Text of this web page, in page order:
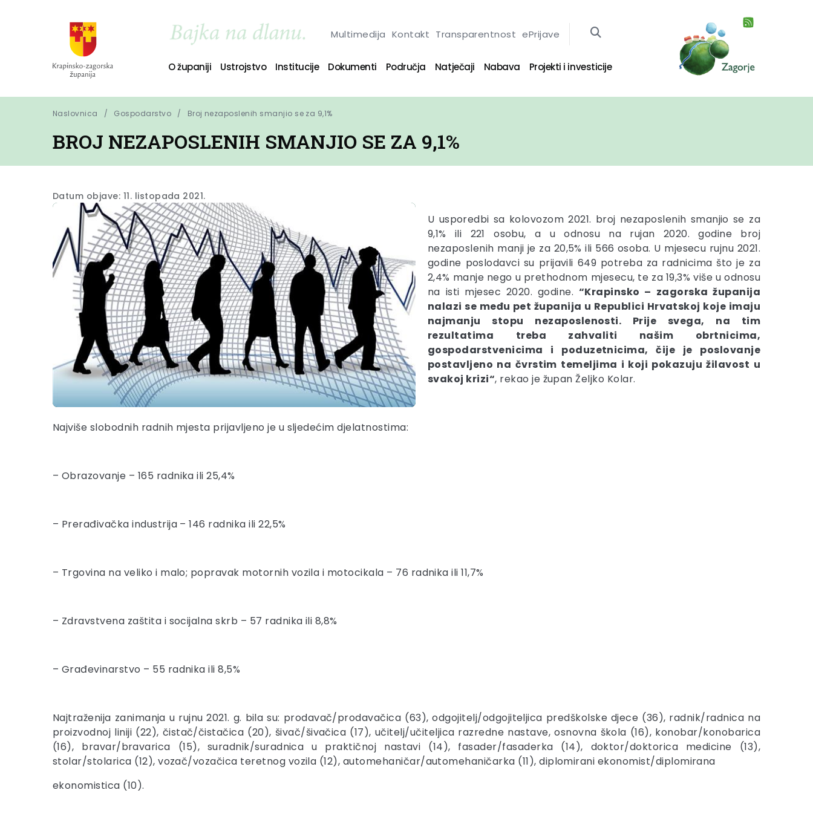
Multimedija Kontakt Transparentnost ePrijave
O županiji Ustrojstvo Institucije Dokumenti Područja Natječaji Nabava Projekti i investicije
Naslovnica Gospodarstvo Broj nezaposlenih smanjio se za 9,1%
BROJ NEZAPOSLENIH SMANJIO SE ZA 9,1%
Datum objave: 11. listopada 2021.
U usporedbi sa kolovozom 2021. broj nezaposlenih smanjio se za
9,1% ili 221 osobu, a u odnosu na rujan 2020. godine broj
nezaposlenih manji je za 20,5% ili 566 osoba. U mjesecu rujnu 2021.
godine poslodavci su prijavili 649 potreba za radnicima što je za
2,4% manje nego u prethodnom mjesecu, te za 19,3% više u odnosu
na isti mjesec 2020. godine. “Krapinsko – zagorska županija
nalazi se među pet županija u Republici Hrvatskoj koje imaju
najmanju stopu nezaposlenosti. Prije svega, na tim
rezultatima treba zahvaliti našim obrtnicima,
gospodarstvenicima i poduzetnicima, čije je poslovanje
postavljeno na čvrstim temeljima i koji pokazuju žilavost u
svakoj krizi“, rekao je župan Željko Kolar.
Najviše slobodnih radnih mjesta prijavljeno je u sljedećim djelatnostima:
– Obrazovanje – 165 radnika ili 25,4%
– Prerađivačka industrija – 146 radnika ili 22,5%
– Trgovina na veliko i malo; popravak motornih vozila i motocikala – 76 radnika ili 11,7%
– Zdravstvena zaštita i socijalna skrb – 57 radnika ili 8,8%
– Građevinarstvo – 55 radnika ili 8,5%
Najtraženija zanimanja u rujnu 2021. g. bila su: prodavač/prodavačica (63), odgojitelj/odgojiteljica predškolske djece (36), radnik/radnica na
proizvodnoj liniji (22), čistač/čistačica (20), šivač/šivačica (17), učitelj/učiteljica razredne nastave, osnovna škola (16), konobar/konobarica
(16), bravar/bravarica (15), suradnik/suradnica u praktičnoj nastavi (14), fasader/fasaderka (14), doktor/doktorica medicine (13),
stolar/stolarica (12), vozač/vozačica teretnog vozila (12), automehaničar/automehaničarka (11), diplomirani ekonomist/diplomirana
ekonomistica (10).